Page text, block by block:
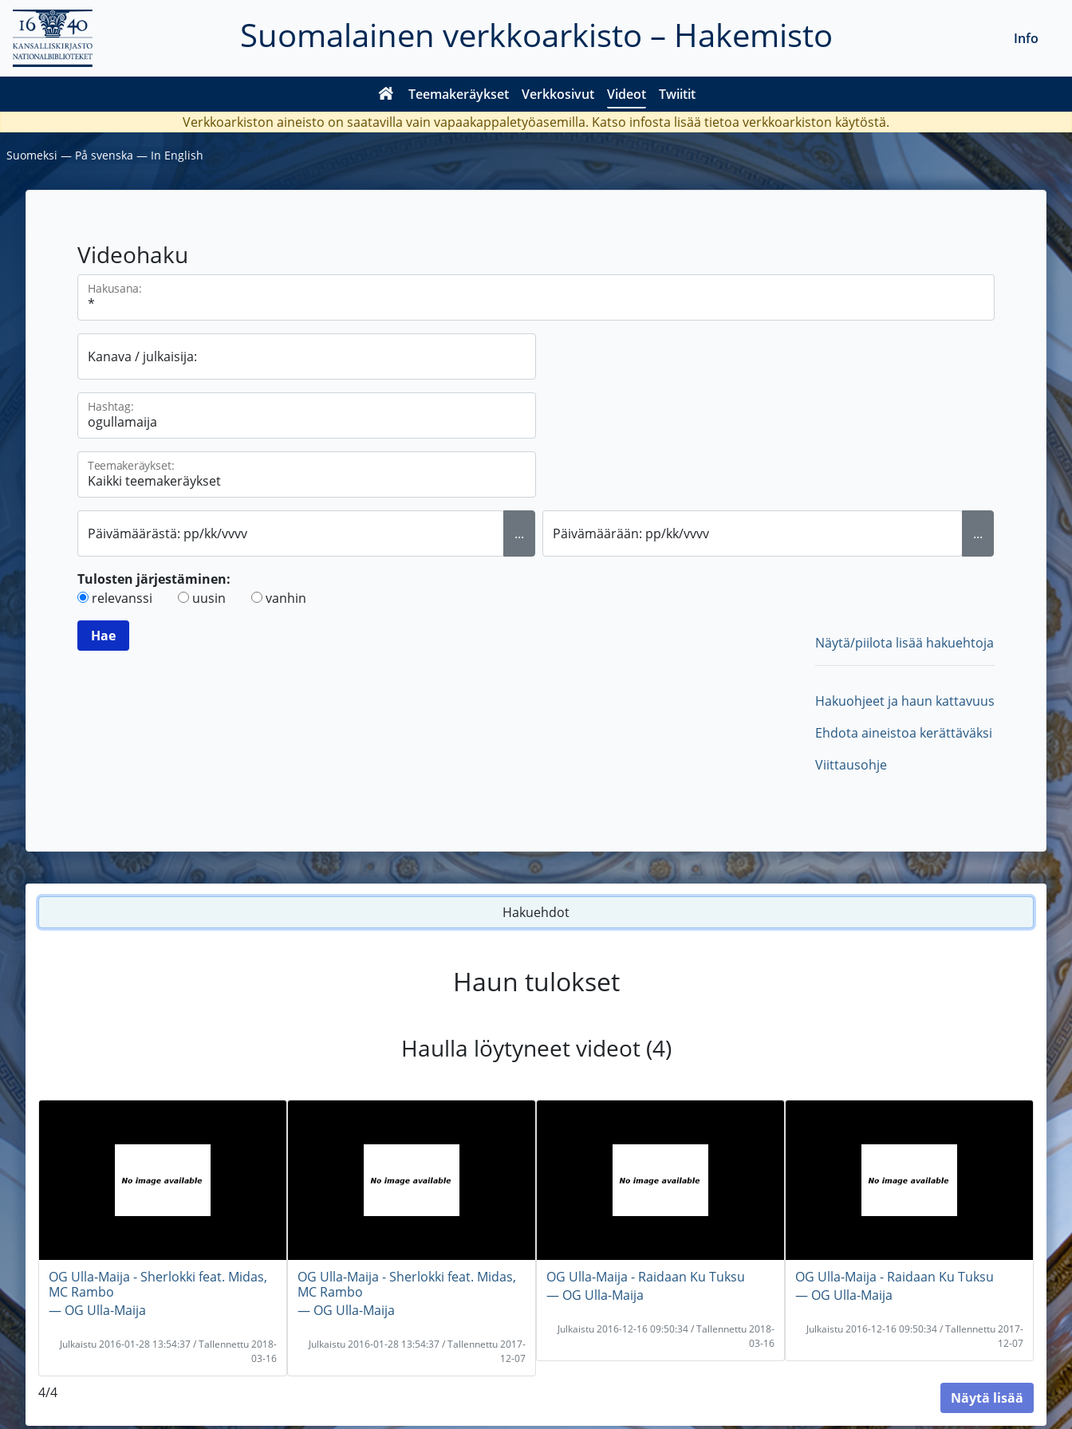
Suomalainen verkkoarkisto – Hakemisto
Teemakeräykset Verkkosivut Videot Twiitit
Info
Verkkoarkiston aineisto on saatavilla vain vapaakappaletyöasemilla. Katso infosta lisää tietoa verkkoarkiston käytöstä.
Suomeksi ― På svenska ― In English
Videohaku
Hakusana:
Kanava / julkaisija:
Hashtag:
Teemakeräykset:
Päivämäärästä: pp/kk/vvvv ... Päivämäärään: pp/kk/vvvv ...
Tulosten järjestäminen:
relevanssi
uusin vanhin
Näytä/piilota lisää hakuehtoja
Hakuohjeet ja haun kattavuus
Ehdota aineistoa kerättäväksi
Viittausohje
Hakuehdot
Haun tulokset
Haulla löytyneet videot (4)
OG Ulla-Maija - Sherlokki feat. Midas,
MC Rambo
― OG Ulla-Maija
Julkaistu 2016-01-28 13:54:37 / Tallennettu 2018-
03-16
OG Ulla-Maija - Sherlokki feat. Midas,
MC Rambo
― OG Ulla-Maija
Julkaistu 2016-01-28 13:54:37 / Tallennettu 2017-
12-07
OG Ulla-Maija - Raidaan Ku Tuksu
― OG Ulla-Maija
Julkaistu 2016-12-16 09:50:34 / Tallennettu 2018-
03-16
OG Ulla-Maija - Raidaan Ku Tuksu
― OG Ulla-Maija
Julkaistu 2016-12-16 09:50:34 / Tallennettu 2017-
12-07
4/4 Näytä lisää